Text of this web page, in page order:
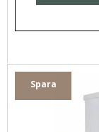
Spara